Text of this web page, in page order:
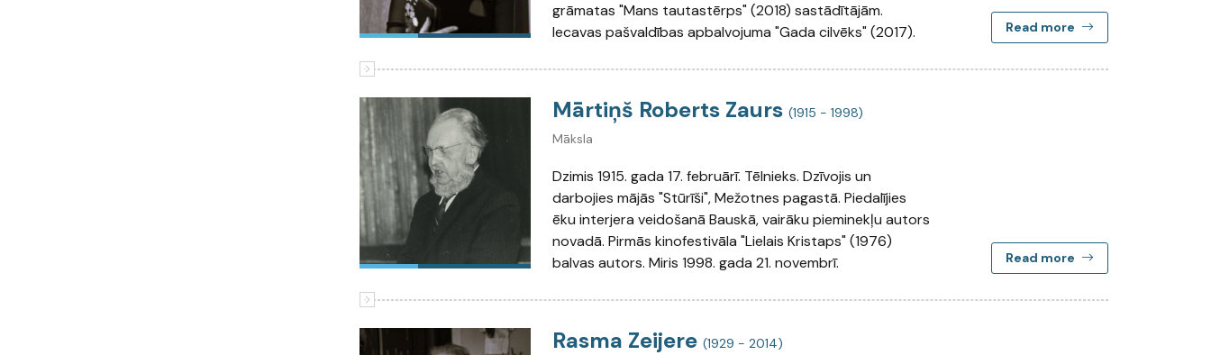
grāmatas "Mans tautastērps" (2018) sastādītājām.
Iecavas pašvaldības apbalvojuma "Gada cilvēks" (2017).
Read more
Mārtiņš Roberts Zaurs (1915 - 1998)
Māksla
Dzimis 1915. gada 17. februārī. Tēlnieks. Dzīvojis un
darbojies mājās "Stūrīši", Mežotnes pagastā. Piedalījies
ēku interjera veidošanā Bauskā, vairāku pieminekļu autors
novadā. Pirmās kinofestivāla "Lielais Kristaps" (1976)
balvas autors. Miris 1998. gada 21. novembrī.
Read more
Rasma Zeijere (1929 - 2014)